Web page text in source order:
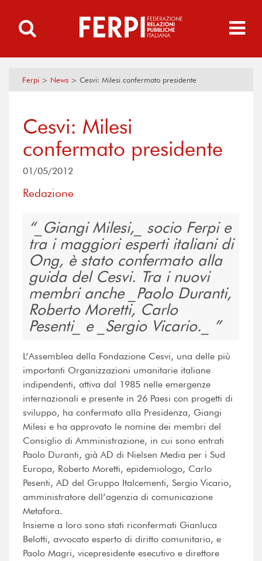
Ferpi > News > Cesvi: Milesi confermato presidente
Cesvi: Milesi
confermato presidente
01/05/2012
Redazione
_Giangi Milesi,_ socio Ferpi e
tra i maggiori esperti italiani di
Ong, è stato confermato alla
guida del Cesvi. Tra i nuovi
membri anche _Paolo Duranti,
Roberto Moretti, Carlo
Pesenti_ e _Sergio Vicario._
L’Assemblea della Fondazione Cesvi, una delle più
importanti Organizzazioni umanitarie italiane
indipendenti, attiva dal 1985 nelle emergenze
internazionali e presente in 26 Paesi con progetti di
sviluppo, ha confermato alla Presidenza, Giangi
Milesi e ha approvato le nomine dei membri del
Consiglio di Amministrazione, in cui sono entrati
Paolo Duranti, già AD di Nielsen Media per i Sud
Europa, Roberto Moretti, epidemiologo, Carlo
Pesenti, AD del Gruppo Italcementi, Sergio Vicario,
amministratore dell’agenzia di comunicazione
Metafora.
Insieme a loro sono stati riconfermati Gianluca
Belotti, avvocato esperto di diritto comunitario, e
Paolo Magri, vicepresidente esecutivo e direttore